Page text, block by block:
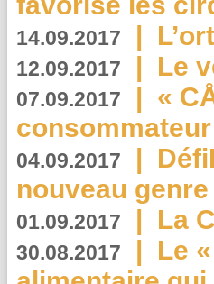
14.09.2017 |
12.09.2017 | Le
07.09.2017 | «
04.09.2017 |
nouveau genre
01.09.2017 | La
30.08.2017 | Le